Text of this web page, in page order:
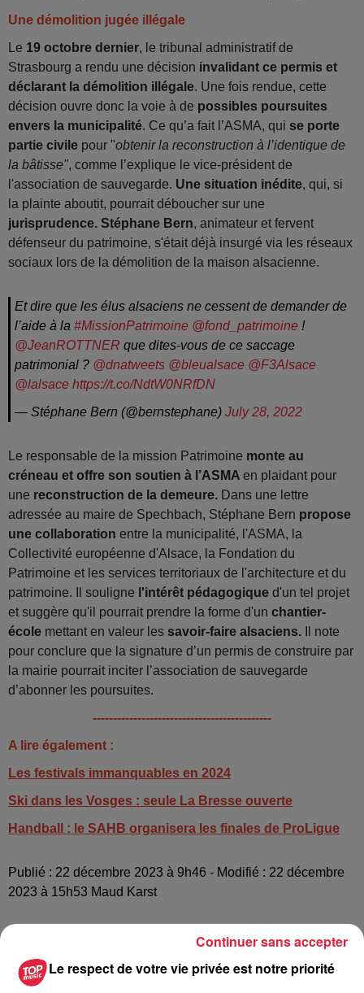
Une démolition jugée illégale
Le 19 octobre dernier, le tribunal administratif de
Strasbourg a rendu une décision invalidant ce permis et
déclarant la démolition illégale. Une fois rendue, cette
décision ouvre donc la voie à de possibles poursuites
envers la municipalité. Ce qu’a fait l’ASMA, qui se porte
partie civile pour "obtenir la reconstruction à l’identique de
la bâtisse", comme l’explique le vice-président de
l'association de sauvegarde. Une situation inédite, qui, si
la plainte aboutit, pourrait déboucher sur une
jurisprudence. Stéphane Bern, animateur et fervent
défenseur du patrimoine, s'était déjà insurgé via les réseaux
sociaux lors de la démolition de la maison alsacienne.
Et dire que les élus alsaciens ne cessent de demander de
l’aide à la #MissionPatrimoine @fond_patrimoine !
@JeanROTTNER que dites-vous de ce saccage
patrimonial ? @dnatweets @bleualsace @F3Alsace
@lalsace https://t.co/NdtW0NRfDN
— Stéphane Bern (@bernstephane) July 28, 2022
Le responsable de la mission Patrimoine monte au
créneau et offre son soutien à l’ASMA en plaidant pour
une reconstruction de la demeure. Dans une lettre
adressée au maire de Spechbach, Stéphane Bern propose
une collaboration entre la municipalité, l'ASMA, la
Collectivité européenne d'Alsace, la Fondation du
Patrimoine et les services territoriaux de l'architecture et du
patrimoine. Il souligne l'intérêt pédagogique d'un tel projet
et suggère qu'il pourrait prendre la forme d'un chantier-
école mettant en valeur les savoir-faire alsaciens.
Il note
pour conclure que la signature d’un permis de construire par
la mairie pourrait inciter l’association de sauvegarde
d’abonner les poursuites.
--------------------------------------------
A lire également :
Les festivals immanquables en 2024
Ski dans les Vosges : seule La Bresse ouverte
Handball : le SAHB organisera les finales de ProLigue
Publié : 22 décembre 2023 à 9h46 - Modifié : 22 décembre
2023 à 15h53 Maud Karst
A lire aussi
Le respect de votre vie privée est notre priorité
Continuer sans accepter